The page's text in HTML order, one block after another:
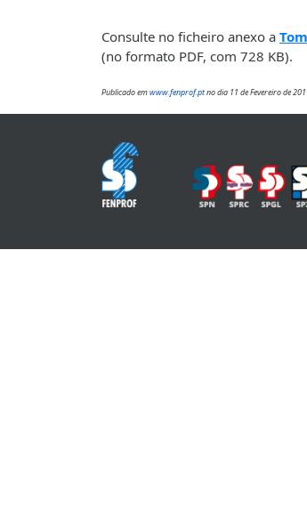
Consulte no ficheiro anexo a
(no formato PDF, com 728 KB).
Publicado emwww.fenprof.ptno dia 11 de Fevereiro de